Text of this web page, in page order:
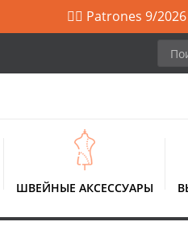
🙋‍♀️ Patrones 9/2026
ШВЕЙНЫЕ АКСЕССУАРЫ